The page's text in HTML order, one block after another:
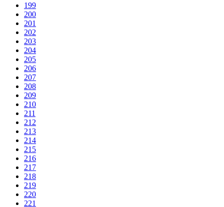
199
200
201
202
203
204
205
206
207
208
209
210
211
212
213
214
215
216
217
218
219
220
221